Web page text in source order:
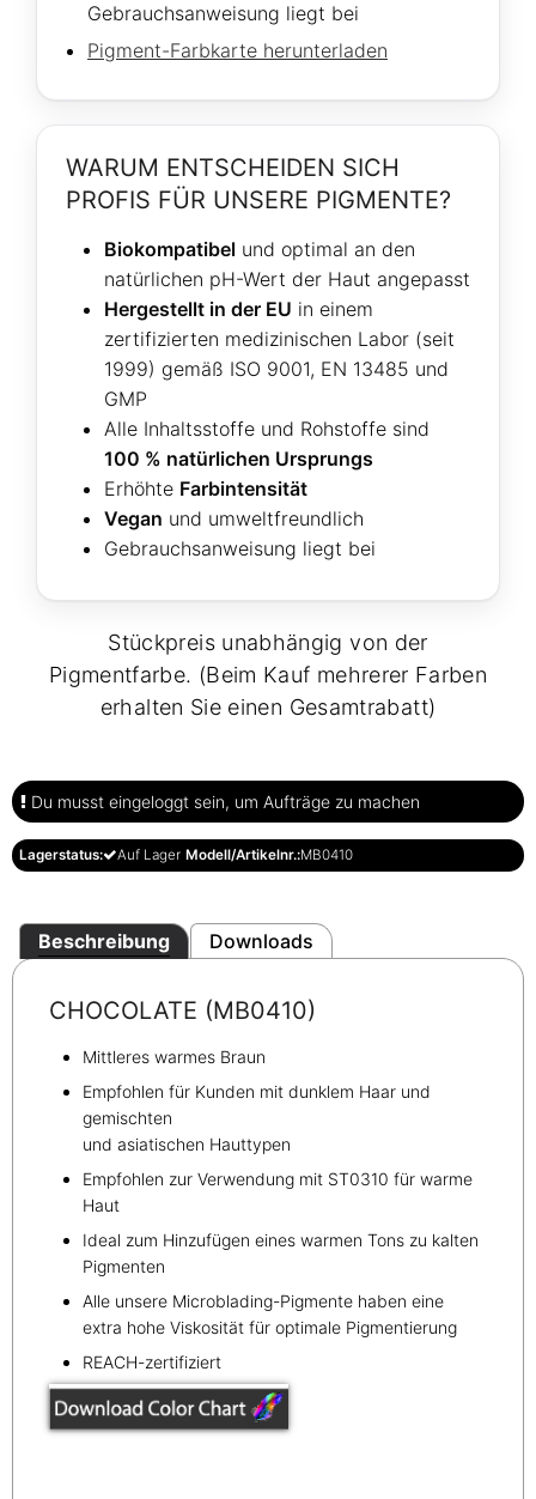
Gebrauchsanweisung liegt bei
Pigment-Farbkarte herunterladen
WARUM ENTSCHEIDEN SICH
PROFIS FÜR UNSERE PIGMENTE?
Biokompatibel und optimal an den
natürlichen pH-Wert der Haut angepasst
Hergestellt in der EU in einem
zertifizierten medizinischen Labor (seit
1999) gemäß ISO 9001, EN 13485 und
GMP
Alle Inhaltsstoffe und Rohstoffe sind
100 % natürlichen Ursprungs
Erhöhte Farbintensität
Vegan und umweltfreundlich
Gebrauchsanweisung liegt bei
Stückpreis unabhängig von der
Pigmentfarbe. (Beim Kauf mehrerer Farben
erhalten Sie einen Gesamtrabatt)
Du musst eingeloggt sein, um Aufträge zu machen
Lagerstatus: Auf Lager Modell/Artikelnr.:MB0410
Beschreibung Downloads
CHOCOLATE (MB0410)
Mittleres warmes Braun
Empfohlen für Kunden mit dunklem Haar und
gemischten
und asiatischen Hauttypen
Empfohlen zur Verwendung mit ST0310 für warme
Haut
Ideal zum Hinzufügen eines warmen Tons zu kalten
Pigmenten
Alle unsere Microblading-Pigmente haben eine
extra hohe Viskosität für optimale Pigmentierung
REACH-zertifiziert